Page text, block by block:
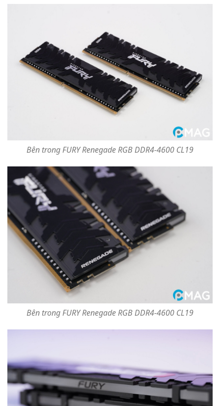
Bên trong FURY Renegade RGB DDR4-4600 CL19
Bên trong FURY Renegade RGB DDR4-4600 CL19